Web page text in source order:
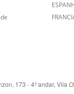
173 - 4º andar, Vila